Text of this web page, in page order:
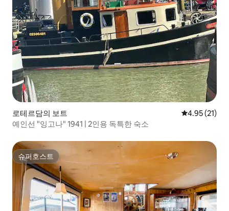
로테르담의 보트 평점 4.95점
4.95 (21)
예인선 "잉고나" 1941 | 2인용 독특한 숙소
슈퍼호스트
슈퍼호스트